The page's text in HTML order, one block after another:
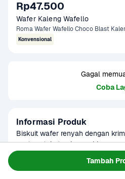
Tambah
Rp47.500
Wafer Kaleng Wafello
Roma Wafer Wafello Choco Blast
Konvensional
Gagal
Coba
Informasi Produk
Biskuit wafer renyah dengan
saat santai atau kumpul
Makanan